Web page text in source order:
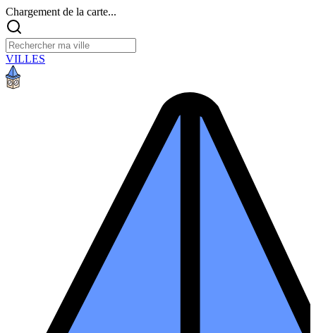
Chargement de la carte...
VILLES